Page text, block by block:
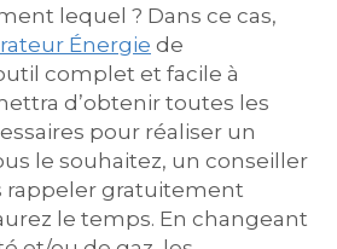
lequel ? Dans ce cas,
Énergie de
complet et facile à
d’obtenir toutes les
pour réaliser un
le souhaitez, un conseiller
rappeler gratuitement
le temps. En changeant